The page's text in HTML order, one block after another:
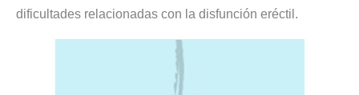
dificultades relacionadas con la disfunción eréctil.